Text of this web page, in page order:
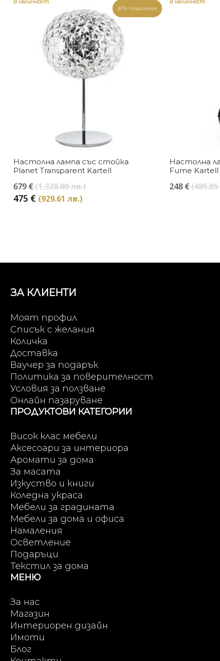
В наличност
30% Намаление
Настолна лампа със стойка
Planet Transparent Kartell
679€(1,328.00 лв.)Original
475 € (929.61 лв.)Текущата
В наличност
Настолна
Fume Kartell
248€
ЗА КЛИЕНТИ
Моят профил
Списък с желания
Количка
Доставка
Ваучер за подарък
Политика за поверителност
Условия за ползване
Онлайн пазаруване
ПРОДУКТОВИ КАТЕГОРИИ
Висок клас мебели
Аксесоари за интериора
Аромати за дома
За масата
Изкуство и книги
Коледна украса
Мебели за градината
Мебели за дома и офиса
Намаления
Осветление
Подаръци
Текстил за дома
МЕНЮ
За нас
Магазин
Интериорен дизайн
Имоти
Блог